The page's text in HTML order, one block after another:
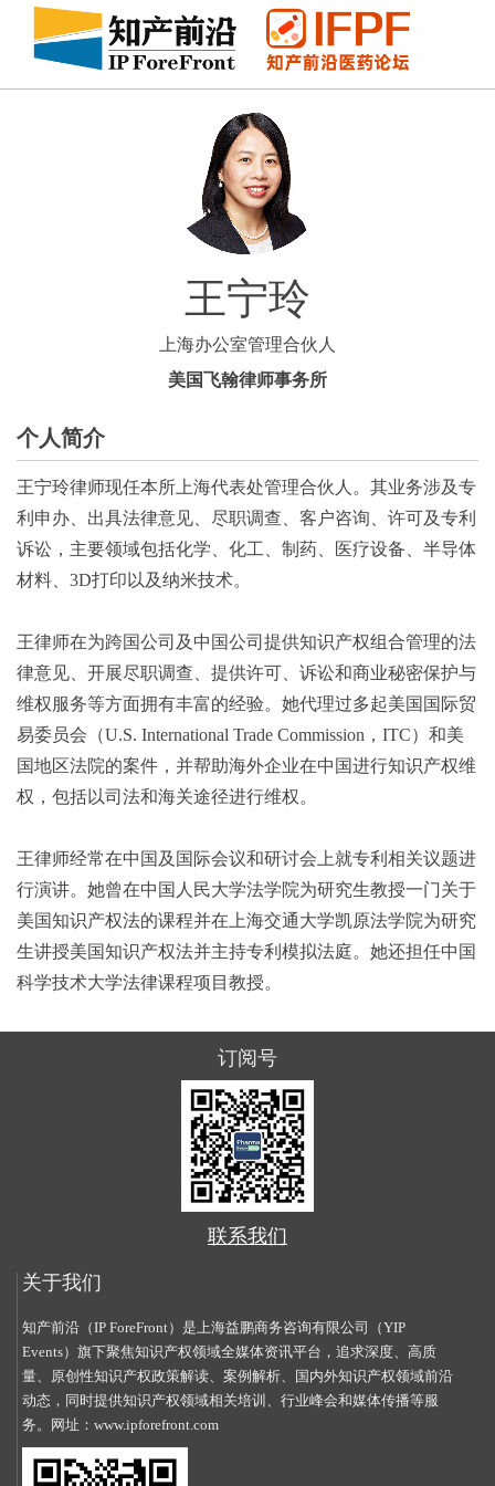
王宁玲
上海办公室管理合伙人
美国飞翰律师事务所
个人简介
王宁玲律师现任本所上海代表处管理合伙人。其业务涉及专
利申办、出具法律意见、尽职调查、客户咨询、许可及专利
诉讼，主要领域包括化学、化工、制药、医疗设备、半导体
材料、3D打印以及纳米技术。
王律师在为跨国公司及中国公司提供知识产权组合管理的法
律意见、开展尽职调查、提供许可、诉讼和商业秘密保护与
维权服务等方面拥有丰富的经验。她代理过多起美国国际贸
易委员会（U.S. International Trade Commission，ITC）和美
国地区法院的案件，并帮助海外企业在中国进行知识产权维
权，包括以司法和海关途径进行维权。
王律师经常在中国及国际会议和研讨会上就专利相关议题进
行演讲。她曾在中国人民大学法学院为研究生教授一门关于
美国知识产权法的课程并在上海交通大学凯原法学院为研究
生讲授美国知识产权法并主持专利模拟法庭。她还担任中国
科学技术大学法律课程项目教授。
订阅号
联系我们
关于我们
知产前沿（IP ForeFront）是上海益鹏商务咨询有限公司（YIP
Events）旗下聚焦知识产权领域全媒体资讯平台，追求深度、高质
量、原创性知识产权政策解读、案例解析、国内外知识产权领域前沿
动态，同时提供知识产权领域相关培训、行业峰会和媒体传播等服
务。网址： www.ipforefront.com